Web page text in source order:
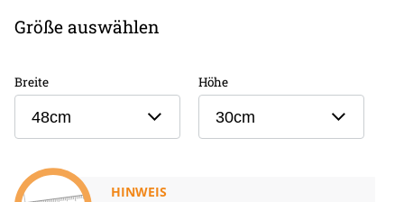
Größe auswählen
Breite
48cm
Höhe
30cm
HINWEIS